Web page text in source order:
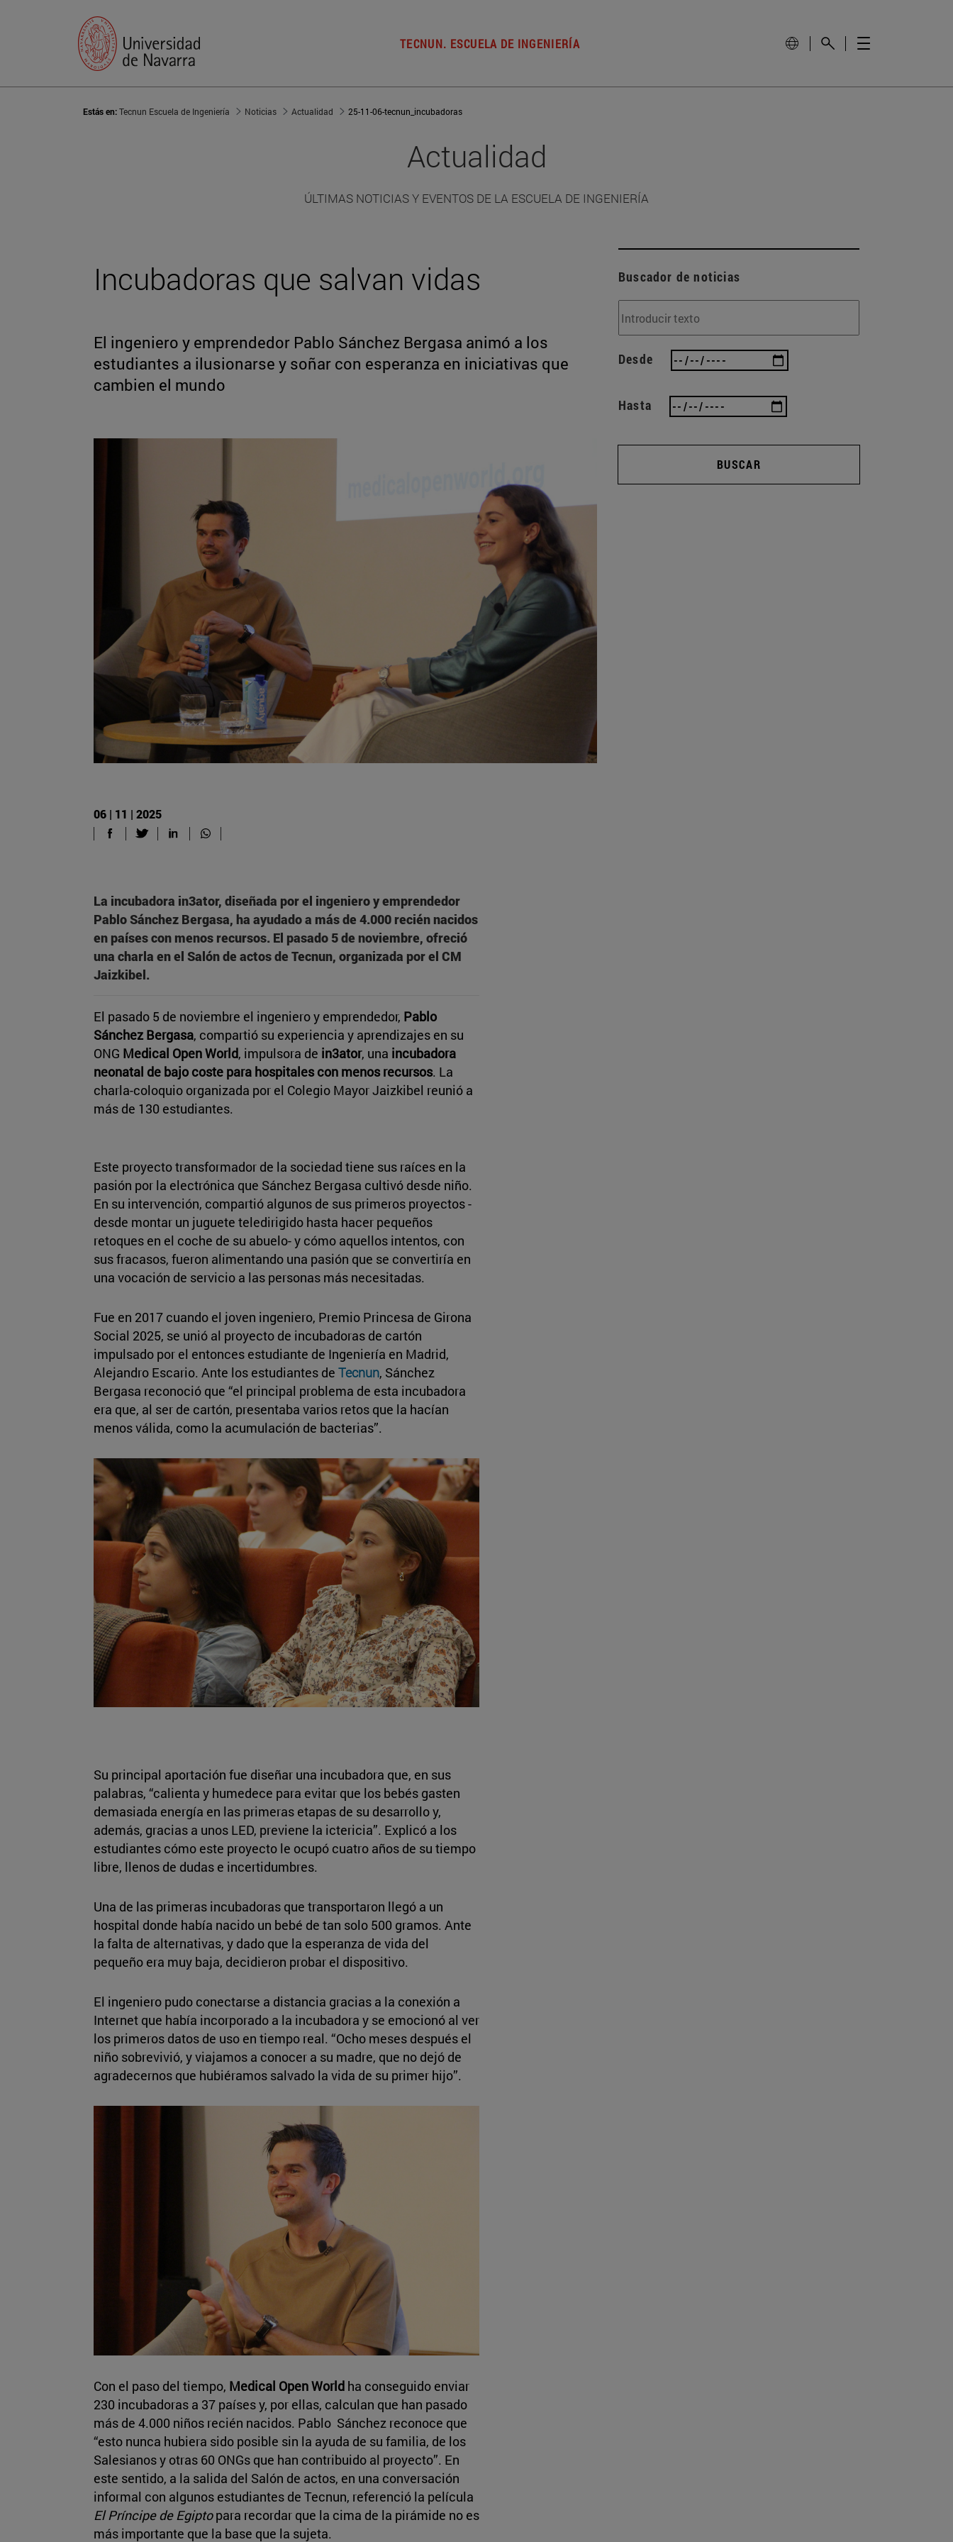
TECNUN. ESCUELA DE INGENIERÍA
Estás en:Tecnun Escuela de Ingeniería Noticias Actualidad 25-11-06-tecnun_incubadoras
Actualidad
ÚLTIMAS NOTICIAS Y EVENTOS DE LA ESCUELA DE INGENIERÍA
Incubadoras que salvan vidas
El ingeniero y emprendedor Pablo Sánchez Bergasa animó a los
estudiantes a ilusionarse y soñar con esperanza en iniciativas que
cambien el mundo
06 | 11 | 2025
La incubadora in3ator, diseñada por el ingeniero y emprendedor
Pablo Sánchez Bergasa, ha ayudado a más de 4.000 recién nacidos
en países con menos recursos. El pasado 5 de noviembre, ofreció
una charla en el Salón de actos de Tecnun, organizada por el CM
Jaizkibel.
El pasado 5 de noviembre el ingeniero y emprendedor, Pablo
Sánchez Bergasa, compartió su experiencia y aprendizajes en su
ONG Medical Open World, impulsora de in3ator, una incubadora
neonatal de bajo coste para hospitales con menos recursos. La
charla-coloquio organizada por el Colegio Mayor Jaizkibel reunió a
más de 130 estudiantes.
Este proyecto transformador de la sociedad tiene sus raíces en la
pasión por la electrónica que Sánchez Bergasa cultivó desde niño.
En su intervención, compartió algunos de sus primeros proyectos -
desde montar un juguete teledirigido hasta hacer pequeños
retoques en el coche de su abuelo- y cómo aquellos intentos, con
sus fracasos, fueron alimentando una pasión que se convertiría en
una vocación de servicio a las personas más necesitadas.
Fue en 2017 cuando el joven ingeniero, Premio Princesa de Girona
Social 2025, se unió al proyecto de incubadoras de cartón
impulsado por el entonces estudiante de Ingeniería en Madrid,
Alejandro Escario. Ante los estudiantes de Tecnun, Sánchez
Bergasa reconoció que “el principal problema de esta incubadora
era que, al ser de cartón, presentaba varios retos que la hacían
menos válida, como la acumulación de bacterias”.
Su principal aportación fue diseñar una incubadora que, en sus
palabras, “calienta y humedece para evitar que los bebés gasten
demasiada energía en las primeras etapas de su desarrollo y,
además, gracias a unos LED, previene la ictericia”. Explicó a los
estudiantes cómo este proyecto le ocupó cuatro años de su tiempo
libre, llenos de dudas e incertidumbres.
Una de las primeras incubadoras que transportaron llegó a un
hospital donde había nacido un bebé de tan solo 500 gramos. Ante
la falta de alternativas, y dado que la esperanza de vida del
pequeño era muy baja, decidieron probar el dispositivo.
El ingeniero pudo conectarse a distancia gracias a la conexión a
Internet que había incorporado a la incubadora y se emocionó al ver
los primeros datos de uso en tiempo real. “Ocho meses después el
niño sobrevivió, y viajamos a conocer a su madre, que no dejó de
agradecernos que hubiéramos salvado la vida de su primer hijo”.
Con el paso del tiempo, Medical Open World ha conseguido enviar
230 incubadoras a 37 países y, por ellas, calculan que han pasado
más de 4.000 niños recién nacidos. Pablo Sánchez reconoce que
“esto nunca hubiera sido posible sin la ayuda de su familia, de los
Salesianos y otras 60 ONGs que han contribuido al proyecto”. En
este sentido, a la salida del Salón de actos, en una conversación
informal con algunos estudiantes de Tecnun, referenció la película
El Príncipe de Egiptopara recordar que la cima de la pirámide no es
más importante que la base que la sujeta.
Buscador de noticias
Desde
Hasta
BUSCAR